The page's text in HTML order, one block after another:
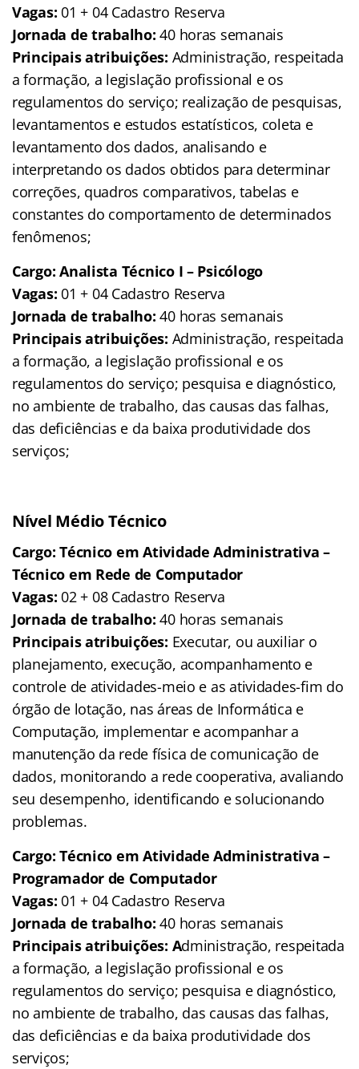
Vagas: 01 + 04 Cadastro Reserva
Jornada de trabalho: 40 horas semanais
Principais atribuições: Administração, respeitada
a formação, a legislação profissional e os
regulamentos do serviço; realização de pesquisas,
levantamentos e estudos estatísticos, coleta e
levantamento dos dados, analisando e
interpretando os dados obtidos para determinar
correções, quadros comparativos, tabelas e
constantes do comportamento de determinados
fenômenos;
Cargo: Analista Técnico I – Psicólogo
Vagas: 01 + 04 Cadastro Reserva
Jornada de trabalho: 40 horas semanais
Principais atribuições: Administração, respeitada
a formação, a legislação profissional e os
regulamentos do serviço; pesquisa e diagnóstico,
no ambiente de trabalho, das causas das falhas,
das deficiências e da baixa produtividade dos
serviços;
Nível Médio Técnico
Cargo: Técnico em Atividade Administrativa –
Técnico em Rede de Computador
Vagas: 02 + 08 Cadastro Reserva
Jornada de trabalho: 40 horas semanais
Principais atribuições: Executar, ou auxiliar o
planejamento, execução, acompanhamento e
controle de atividades-meio e as atividades-fim do
órgão de lotação, nas áreas de Informática e
Computação, implementar e acompanhar a
manutenção da rede física de comunicação de
dados, monitorando a rede cooperativa, avaliando
seu desempenho, identificando e solucionando
problemas.
Cargo: Técnico em Atividade Administrativa –
Programador de Computador
Vagas: 01 + 04 Cadastro Reserva
Jornada de trabalho: 40 horas semanais
Principais atribuições: Administração, respeitada
a formação, a legislação profissional e os
regulamentos do serviço; pesquisa e diagnóstico,
no ambiente de trabalho, das causas das falhas,
das deficiências e da baixa produtividade dos
serviços;